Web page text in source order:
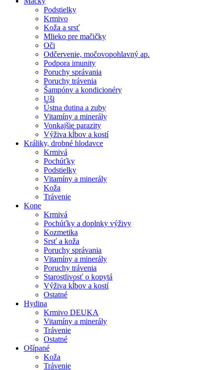
Podstielky
Krmivo
Koža a srsť
Mlieko pre mačičky
Oči
Odčervenie, močovopohlavný ap.
Podpora imunity
Poruchy správania
Poruchy trávenia
Šampóny a kondicionéry
Uši
Ústna dutina a zuby
Vitamíny a minerály
Vonkajšie parazity
Výživa kĺbov a kostí
Králiky, drobné hlodavce
Krmivá
Pochúťky
Podstielky
Vitamíny a minerály
Koža
Trávenie
Kone
Krmivá
Pochúťky a doplnky výživy
Kozmetika
Srsť a koža
Poruchy správania
Vitamíny a minerály
Poruchy trávenia
Starostlivosť o kopytá
Výživa kĺbov a kostí
Ostatné
Hydina
Krmivo DEUKA
Vitamíny a minerály
Trávenie
Ostatné
Ošípané
Koža
Trávenie